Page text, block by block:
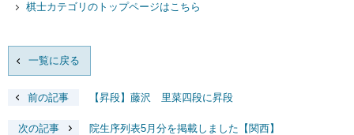
棋士カテゴリのトップページはこちら
一覧に戻る
前の記事 【昇段】藤沢 里菜四段に昇段
次の記事 院生序列表5月分を掲載しました【関西】